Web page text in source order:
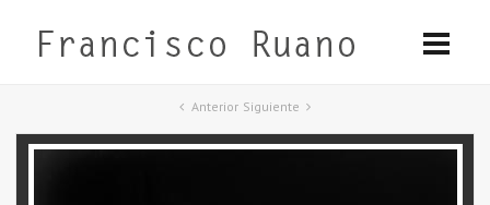
Anterior Siguiente